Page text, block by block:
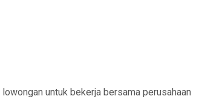
untuk bekerja bersama perusahaan